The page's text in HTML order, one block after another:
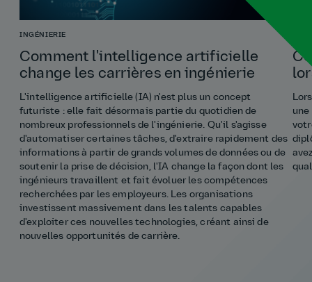
INGÉNIERIE
Comment l'intelligence artificielle
change les carrières en ingénierie
L'intelligence artificielle (IA) n'est plus un concept
futuriste : elle fait désormais partie du quotidien de
nombreux professionnels de l'ingénierie. Qu'il s'agisse
d'automatiser certaines tâches, d'extraire rapidement des
informations à partir de grands volumes de données ou de
soutenir la prise de décision, l'IA change la façon dont les
ingénieurs travaillent et fait évoluer les compétences
recherchées par les employeurs. Les organisations
investissent massivement dans les talents capables
d'exploiter ces nouvelles technologies, créant ainsi de
nouvelles opportunités de carrière.